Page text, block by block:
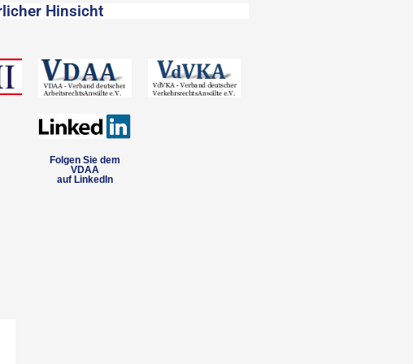
Hinsicht
Folgen Sie dem
VDAA
auf LinkedIn